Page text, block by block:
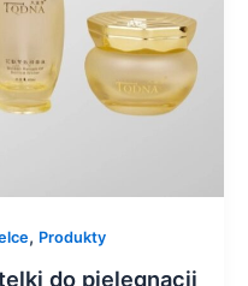
, Produkty
do pielęgnacji